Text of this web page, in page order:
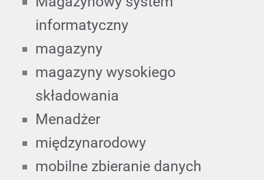
informatyczny
magazyny
magazyny wysokiego
składowania
Menadżer
międzynarodowy
mobilne zbieranie danych